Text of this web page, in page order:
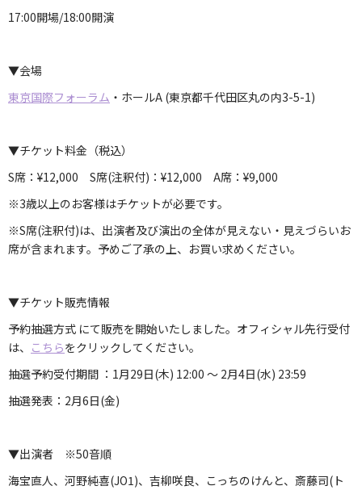
17:00開場/18:00開演
▼会場
東京国際フォーラム ・ホールA (東京都千代田区丸の内3-5-1)
▼チケット料金 （税込）
S席：¥12,000 S席(注釈付)：¥12,000 A席：¥9,000
※3歳以上のお客様はチケットが必要です。
※S席(注釈付)は、出演者及び演出の全体が見えない・見えづらいお
席が含まれます。予めご了承の上、お買い求めください。
▼チケット販売情報
予約抽選方式 にて販売を開始いたしました。オフィシャル先行受付
は、 こちらをクリックしてください。
抽選予約受付期間 ：1月29日(木) 12:00 ～ 2月4日(水) 23:59
抽選発表：2月6日(金)
▼出演者 ※50音順
海宝直人、河野純喜(JO1)、吉柳咲良、こっちのけんと、斎藤司(ト